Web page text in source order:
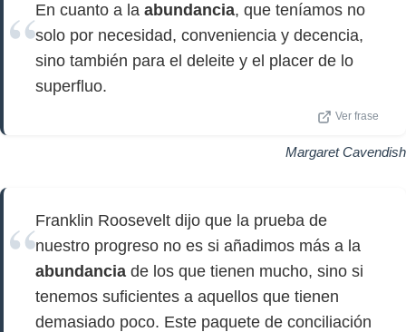
En cuanto a la abundancia, que teníamos no
solo por necesidad, conveniencia y decencia,
sino también para el deleite y el placer de lo
superfluo.
Ver frase
Margaret Cavendish
Franklin Roosevelt dijo que la prueba de
nuestro progreso no es si añadimos más a la
abundancia de los que tienen mucho, sino si
tenemos suficientes a aquellos que tienen
demasiado poco. Este paquete de conciliación